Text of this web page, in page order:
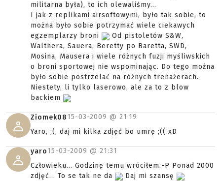
militarna była), to ich olewaliśmy...
I jak z replikami airsoftowymi, było tak sobie, to
można było sobie potrzymać wiele ciekawych
egzemplarzy broni
Od pistoletów S&W,
Walthera, Sauera, Beretty po Baretta, SWD,
Mosina, Mausera i wiele różnych fuzji myśliwskich
o broni sportowej nie wspominając. Do tego można
było sobie postrzelać na różnych trenażerach.
Niestety, li tylko laserowo, ale za to z blow
backiem
Ziomek0815-03-2009 @ 21:19
Yaro, ;(, daj mi kilka zdjęć bo umrę ;(( xD
yaro15-03-2009 @ 21:31
Człowieku... Godzinę temu wróciłem:-P Ponad 2000
zdjęć... To se tak ne da
Daj mi szansę